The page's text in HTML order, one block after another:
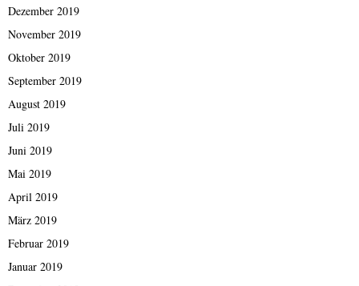
Dezember 2019
November 2019
Oktober 2019
September 2019
August 2019
Juli 2019
Juni 2019
Mai 2019
April 2019
März 2019
Februar 2019
Januar 2019